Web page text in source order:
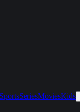
SportsSeriesMoviesKids